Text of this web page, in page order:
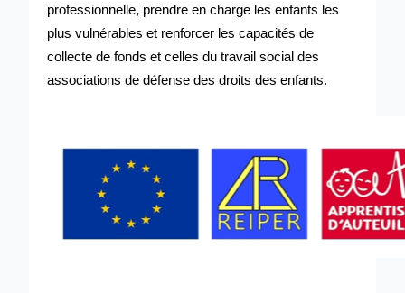
professionnelle, prendre en charge les enfants les
plus vulnérables et renforcer les capacités de
collecte de fonds et celles du travail social des
associations de défense des droits des enfants.